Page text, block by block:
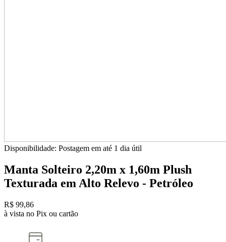
Disponibilidade: Postagem em até 1 dia útil
Manta Solteiro 2,20m x 1,60m Plush
Texturada em Alto Relevo - Petróleo
R$ 99,86
à vista no Pix ou cartão